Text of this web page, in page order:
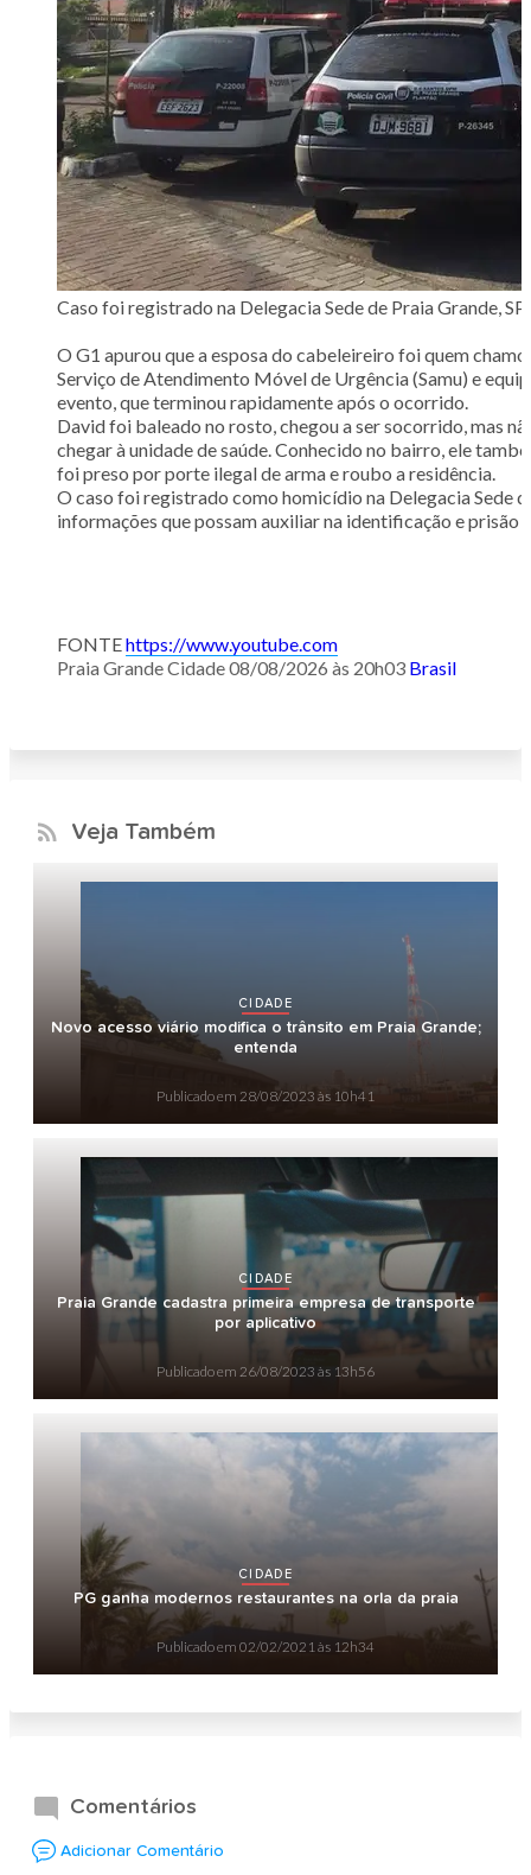
Caso foi registrado na Delegacia Sede de Praia Grande,
O G1 apurou que a esposa do cabeleireiro foi quem
Serviço de Atendimento Móvel de Urgência (Samu) e
evento, que terminou rapidamente após o ocorrido.
David foi baleado no rosto, chegou a ser socorrido, mas
chegar à unidade de saúde. Conhecido no bairro, ele
foi preso por porte ilegal de arma e roubo a residência.
O caso foi registrado como homicídio na Delegacia Sede
informações que possam auxiliar na identificação e prisão
FONTEhttps://www.youtube.com
Praia Grande Cidade08/08/2026 às 20h03 Brasil
Veja Também
CIDADE
Novo acesso viário modifica o trânsito em Praia Grande;
entenda
Publicado em 28/08/2023 às 10h41
CIDADE
Praia Grande cadastra primeira empresa de transporte
por aplicativo
Publicado em 26/08/2023 às 13h56
CIDADE
PG ganha modernos restaurantes na orla da praia
Publicado em 02/02/2021 às 12h34
Comentários
Adicionar Comentário